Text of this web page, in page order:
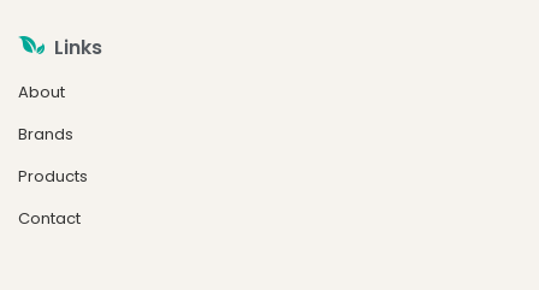
Links
About
Brands
Products
Contact